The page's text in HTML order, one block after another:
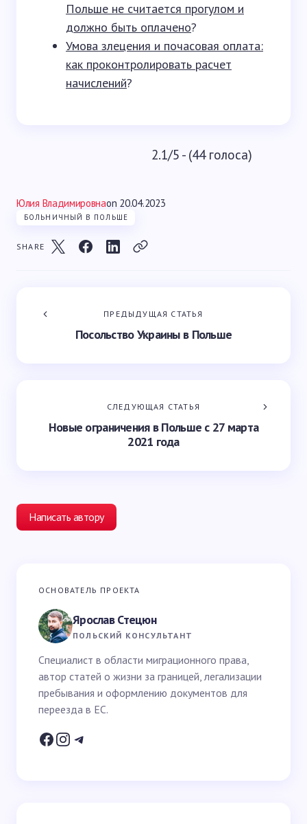
Польше не считается прогулом и
должно быть оплачено?
Умова злецения и почасовая оплата:
как проконтролировать расчет
начислений?
2.1/5 - (44 голоса)
Юлия Владимировнаon 20.04.2023
БОЛЬНИЧНЫЙ В ПОЛЬШЕ
SHARE
ПРЕДЫДУЩАЯ СТАТЬЯ
Посольство Украины в Польше
СЛЕДУЮЩАЯ СТАТЬЯ
Новые ограничения в Польше с 27 марта
2021 года
Написать автору
Ваш адрес email не будет опубликован.
Ваш вопрос *
Ваше имя *
Email *
ОСНОВАТЕЛЬ ПРОЕКТА
Ярослав Стецюн
ПОЛЬСКИЙ КОНСУЛЬТАНТ
Специалист в области миграционного права,
автор статей о жизни за границей, легализации
пребывания и оформлению документов для
переезда в ЕС.